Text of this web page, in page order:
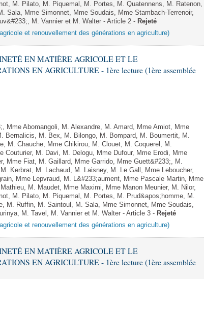
M. Pilato, M. Piquemal, M. Portes, M. Quatennens, M. Ratenon,
Sala, Mme Simonnet, Mme Soudais, Mme Stambach-Terrenoir,
M. Vannier et M. Walter - Article 2 - Rejeté
et renouvellement des générations en agriculture)
EN MATIÈRE AGRICOLE ET LE
EN AGRICULTURE - 1ère lecture (1ère assemblée
Mme Abomangoli, M. Alexandre, M. Amard, Mme Amiot, Mme
Bernalicis, M. Bex, M. Bilongo, M. Bompard, M. Boumertit, M.
M. Chauche, Mme Chikirou, M. Clouet, M. Coquerel, M.
Couturier, M. Davi, M. Delogu, Mme Dufour, Mme Erodi, Mme
Mme Fiat, M. Gaillard, Mme Garrido, Mme Guett&#233;, M.
Kerbrat, M. Lachaud, M. Laisney, M. Le Gall, Mme Leboucher,
Mme Lepvraud, M. L&#233;aument, Mme Pascale Martin, Mme
M. Maudet, Mme Maximi, Mme Manon Meunier, M. Nilor,
M. Pilato, M. Piquemal, M. Portes, M. Prud&apos;homme, M.
M. Ruffin, M. Saintoul, M. Sala, Mme Simonnet, Mme Soudais,
M. Tavel, M. Vannier et M. Walter - Article 3 - Rejeté
et renouvellement des générations en agriculture)
EN MATIÈRE AGRICOLE ET LE
EN AGRICULTURE - 1ère lecture (1ère assemblée